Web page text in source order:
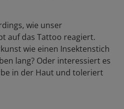
wie unser
auf das Tattoo reagiert.
wie einen Insektenstich
lang? Oder interessiert es
in der Haut und toleriert